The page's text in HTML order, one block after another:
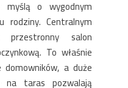
myślą o wygodnym
rodziny. Centralnym
salon
To właśnie
a duże
na taras pozwalają